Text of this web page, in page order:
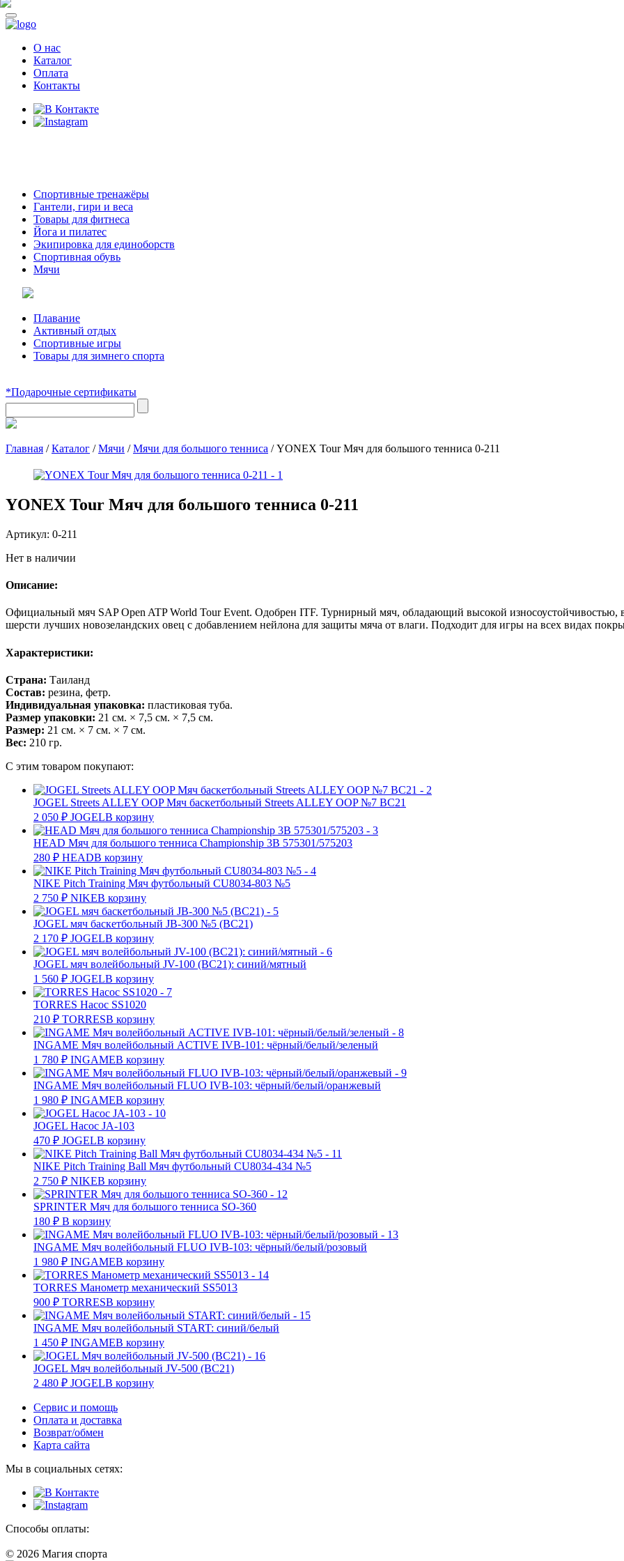
О нас
Каталог
Оплата
Контакты
Спортивные тренажёры
Гантели, гири и веса
Товары для фитнеса
Йога и пилатес
Экипировка для единоборств
Спортивная обувь
Мячи
Плавание
Активный отдых
Спортивные игры
Товары для зимнего спорта
*Подарочные сертификаты
Главная /Каталог /Мячи /Мячи для большого тенниса /YONEX Tour Мяч для большого тенниса 0-211
YONEX Tour Мяч для большого тенниса 0-211
Артикул: 0-211
Нет в наличии
Описание:
Официальный мяч SAP Open ATP World Tour Event. Одобрен ITF. Турнирный мяч, обладающий высокой износоустойчивостью,
шерсти лучших новозеландских овец с добавлением нейлона для защиты мяча от влаги. Подходит для игры на всех видах
Характеристики:
Страна: Таиланд
Состав: резина, фетр.
Индивидуальная упаковка: пластиковая туба.
Размер упаковки: 21 см. × 7,5 см. × 7,5 см.
Размер: 21 см. × 7 см. × 7 см.
Вес: 210 гр.
С этим товаром покупают:
JOGEL Streets ALLEY OOP Мяч баскетбольный Streets ALLEY OOP №7 BC21
2 050 ₽ JOGELВ корзину
HEAD Мяч для большого тенниса Championship 3В 575301/575203
280 ₽ HEADВ корзину
NIKE Pitch Training Мяч футбольный CU8034-803 №5
2 750 ₽ NIKEВ корзину
JOGEL мяч баскетбольный JB-300 №5 (BC21)
2 170 ₽ JOGELВ корзину
JOGEL мяч волейбольный JV-100 (BC21): синий/мятный
1 560 ₽ JOGELВ корзину
TORRES Насос SS1020
210 ₽ TORRESВ корзину
INGAME Мяч волейбольный ACTIVE IVB-101: чёрный/белый/зеленый
1 780 ₽ INGAMEВ корзину
INGAME Мяч волейбольный FLUO IVB-103: чёрный/белый/оранжевый
1 980 ₽ INGAMEВ корзину
JOGEL Насос JA-103
470 ₽ JOGELВ корзину
NIKE Pitch Training Ball Мяч футбольный CU8034-434 №5
2 750 ₽ NIKEВ корзину
SPRINTER Мяч для большого тенниса SO-360
180 ₽ В корзину
INGAME Мяч волейбольный FLUO IVB-103: чёрный/белый/розовый
1 980 ₽ INGAMEВ корзину
TORRES Манометр механический SS5013
900 ₽ TORRESВ корзину
INGAME Мяч волейбольный START: синий/белый
1 450 ₽ INGAMEВ корзину
JOGEL Мяч волейбольный JV-500 (BC21)
2 480 ₽ JOGELВ корзину
Сервис и помощь
Оплата и доставка
Возврат/обмен
Карта сайта
Мы в социальных сетях:
Способы оплаты:
© 2026 Магия спорта